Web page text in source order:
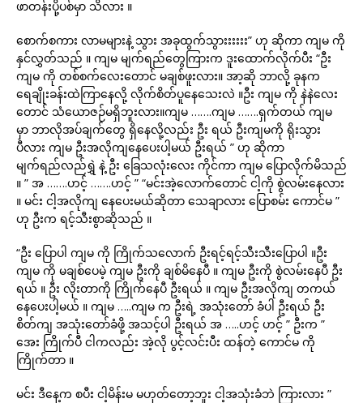
ဖာတန်းပို့ပစ်မှာ သိလား ။
စောက်စကား လာမများနဲ့ သွား အခုထွက်သွားးးးးး” ဟု ဆိုကာ ကျမ ကို
နှင်လွှတ်သည် ။ ကျမ မျက်ရည်တွေကြားက ဒူးထောက်လိုက်ပီး “ဦး
ကျမ ကို တစ်စက်လေးတောင် မချစ်ဖူးလား။ အာ့ဆို ဘာလို့ ခုနက
ရေချိုးခန်းထဲကြာနေလို့ လိုက်စိတ်ပူနေသေးလဲ ။ဦး ကျမ ကို နဲနဲလေး
တောင် သံယောဇဉ်မရှိဘူးလား။ကျမ …….ကျမ …….ရှက်တယ် ကျမ
မှာ ဘာလိုအပ်ချက်တွေ ရှိနေလို့လည်း ဦး ရယ် ဦးကျမကို ရိုးသွား
ပီလား ကျမ ဦးအလိုကျနေပေးပါ့မယ် ဦးရယ် ” ဟု ဆိုကာ
မျက်ရည်လည်ရွှဲ နဲ့ ဦး ခြေသလုံးလေး ကိုင်ကာ ကျမ ပြောလိုက်မိသည်
။ ” အ …….ဟင့် …….ဟင့် ” “မင်းအဲ့လောက်တောင် ငါ့ကို စွဲလမ်းနေလား
။ မင်း ငါ့အလိုကျ နေပေးမယ်ဆို‌တာ သေချာလား ပြောစမ်း ကောင်မ ”
ဟု ဦးက ရင့်သီးစွာဆိုသည် ။
“ဦး ပြောပါ ကျမ ကို ကြိုက်သလောက် ဦးရင့်ရင့်သီးသီးပြောပါ ။ဦး
ကျမ ကို မချစ်ပေမဲ့ ကျမ ဦးကို ချစ်မိနေပီ ။ ကျမ ဦးကို စွဲလမ်းနေပီ ဦး
ရယ် ။ ဦး လိုးတာကို ကြိုက်နေပီ ဦးရယ် ။ ကျမ ဦးအလိုကျ တကယ်
နေပေးပါ့မယ် ။ ကျမ …..ကျမ က ဦးရဲ့ အသုံးတော် ခံပါ ဦးရယ် ဦး
စိတ်ကျ အသုံးတော်ခံဖို့ အသင့်ပါ ဦးရယ် အ …..ဟင့် ဟင့် ” ဦးက ”
အေး ကြိုက်ပီ ငါကလည်း အဲ့လို ပွင့်လင်းပီး ထန်တဲ့ ကောင်မ ကို
ကြိုက်တာ ။
မင်း ဒီနေ့က စပီး ငါ့မိန်းမ မဟုတ်တော့ဘူး ငါ့အသုံးခံဘဲ ကြားလား ”